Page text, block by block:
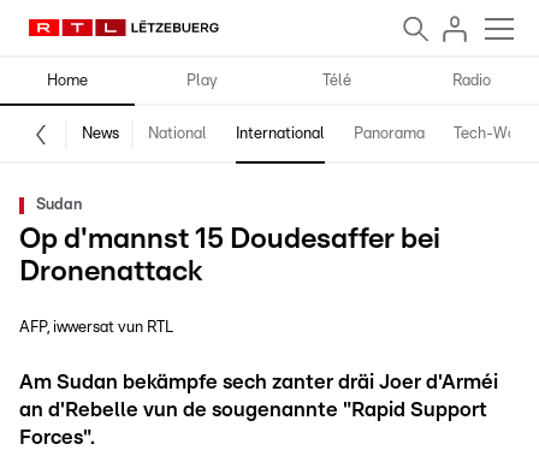
Home Play Télé Radio
News National International Panorama Tech-World
Sudan
Op d'mannst 15 Doudesaffer bei
Dronenattack
AFP, iwwersat vun RTL
Am Sudan bekämpfe sech zanter dräi Joer d'Arméi
an d'Rebelle vun de sougenannte "Rapid Support
Forces".